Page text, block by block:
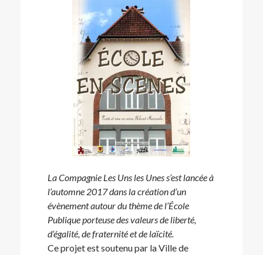
La Compagnie Les Uns les Unes s’est lancée à
l’automne 2017 dans la création d’un
évènement autour du thème de l’École
Publique porteuse des valeurs de liberté,
d’égalité, de fraternité et de laïcité.
Ce projet est soutenu par la Ville de